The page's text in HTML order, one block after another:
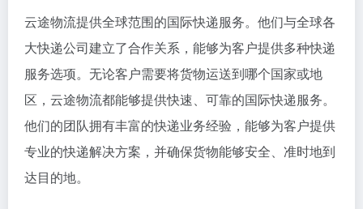
云途物流提供全球范围的国际快递服务。他们与全球各
大快递公司建立了合作关系，能够为客户提供多种快递
服务选项。无论客户需要将货物运送到哪个国家或地
区，云途物流都能够提供快速、可靠的国际快递服务。
他们的团队拥有丰富的快递业务经验，能够为客户提供
专业的快递解决方案，并确保货物能够安全、准时地到
达目的地。